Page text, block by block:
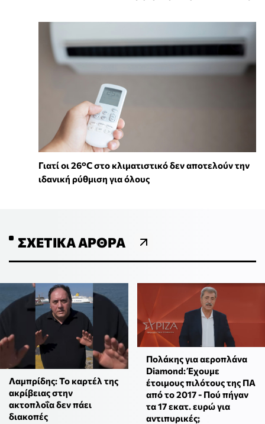
Γιατί οι 26°C στο κλιματιστικό δεν αποτελούν την
ιδανική ρύθμιση για όλους
ΣΧΕΤΙΚΆ ΆΡΘΡΑ
Λαμπρίδης: Το καρτέλ της
ακρίβειας στην
ακτοπλοΐα δεν πάει
διακοπές
Πολάκης για αεροπλάνα
Diamond: Έχουμε
έτοιμους πιλότους της ΠΑ
από το 2017 - Πού πήγαν
τα 17 εκατ. ευρώ για
αντιπυρικές;